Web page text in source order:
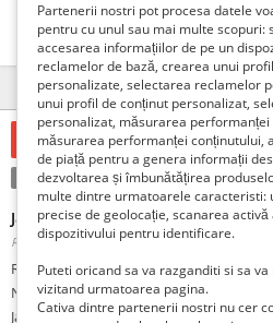
Detalii
1 Euro €
Condiție:Nou Tranzacţie:Vinde
Jacheta din blana artificiala Nurren
Romania, Suceava, Suceava, Publicat 3
Race Kids va ofera din stoc cu livrare
Noppies.
Jacheta din blana artificiala Nurren
Partenerii nostri pot procesa datele
pentru cu unul sau mai multe scopuri:
accesarea informațiilor de pe un
reclamelor de bază, crearea unui
personalizate, selectarea reclamelor
unui profil de conținut personalizat,
personalizat, măsurarea
măsurarea performanței conținutului,
de piață pentru a genera informații
dezvoltarea și îmbunătățirea
multe dintre urmatoarele caracteristi:
precise de geolocație, scanarea
dispozitivului pentru identificare.
Puteti oricand sa va razganditi si sa
vizitand urmatoarea pagina.
Cativa dintre partenerii nostri nu cer